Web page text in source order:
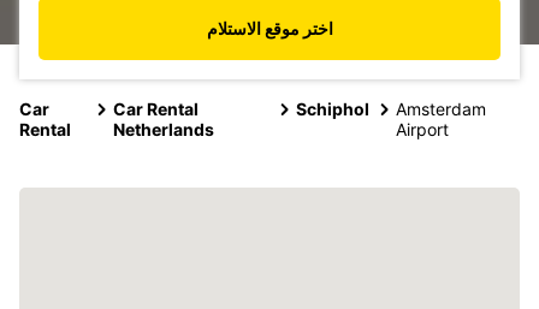
اختر موقع الاستلام
Car
Rental
Car Rental
Netherlands
Schiphol
Amsterdam
Airport